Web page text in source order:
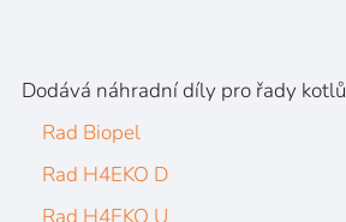
Dodává náhradní díly pro řady kotlů
Rad Biopel
Rad H4EKO D
Rad H4EKO U